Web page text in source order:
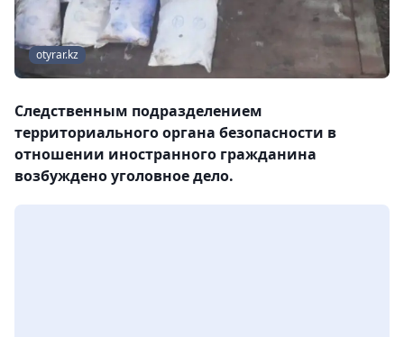
otyrar.kz
Следственным подразделением
территориального органа безопасности в
отношении иностранного гражданина
возбуждено уголовное дело.